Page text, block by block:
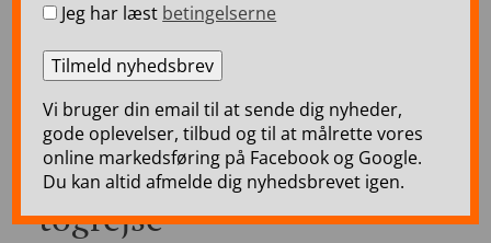
Forside>Rejser til England>England Togrejser
Edinburgh – 12 dages togrejse
London, Bath, Liverpool,
Windermere, Glasgow &
Edinburgh – 12 dages
togrejse
Jeg har læst betingelserne
Vi bruger din email til at sende dig nyheder,
gode oplevelser, tilbud og til at målrette vores
online markedsføring på Facebook og Google.
Du kan altid afmelde dig nyhedsbrevet igen.